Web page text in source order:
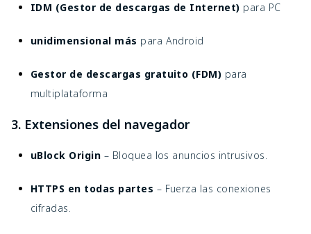
IDM (Gestor de descargas de Internet) para PC
unidimensional más para Android
Gestor de descargas gratuito (FDM) para
multiplataforma
3. Extensiones del navegador
uBlock Origin – Bloquea los anuncios intrusivos.
HTTPS en todas partes – Fuerza las conexiones
cifradas.